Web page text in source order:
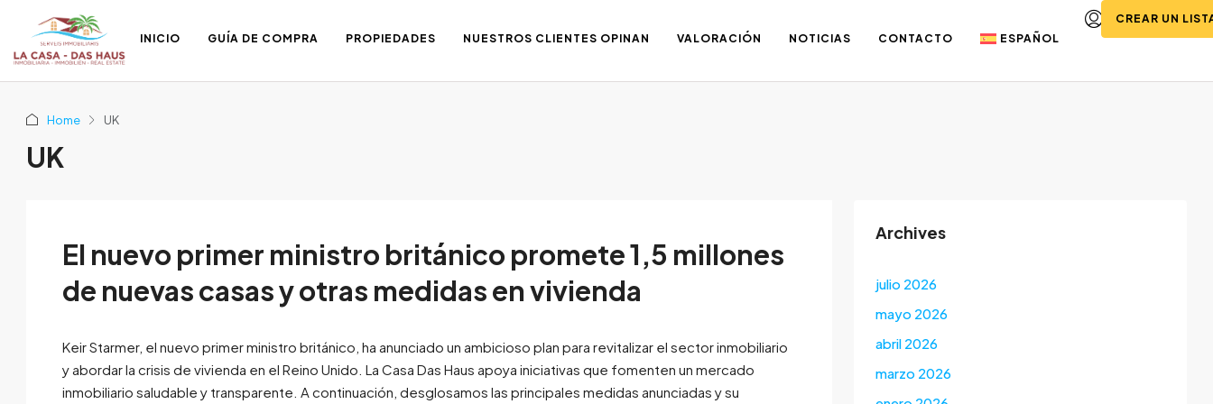
INICIO GUÍA DE COMPRA PROPIEDADES NUESTROS CLIENTES OPINAN VALORACIÓN NOTICIAS CONTACTO ESPAÑOL
CREAR UN
Home UK
UK
El nuevo primer ministro británico promete 1,5 millones
de nuevas casas y otras medidas en vivienda
Keir Starmer, el nuevo primer ministro británico, ha anunciado un ambicioso plan para revitalizar el sector inmobiliario
y abordar la crisis de vivienda en el Reino Unido. La Casa Das Haus apoya iniciativas que fomenten un mercado
inmobiliario saludable y transparente. A continuación, desglosamos las principales medidas anunciadas y su
Archives
julio 2026
mayo 2026
abril 2026
marzo 2026